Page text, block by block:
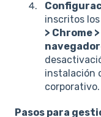
inscritos
> Chrome
instalación
corporativo.
Pasos para